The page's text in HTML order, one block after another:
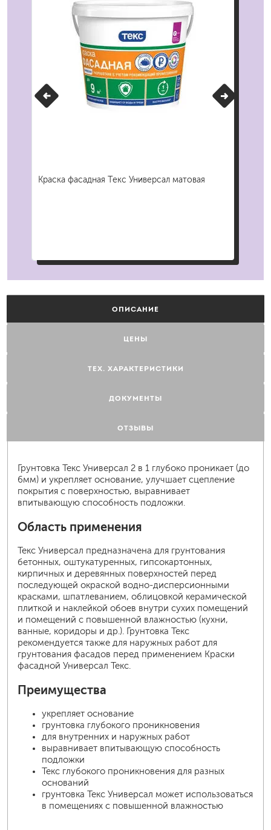
Краска фасадная Текс Универсал матовая
ОПИСАНИЕ
ЦЕНЫ
ТЕХ. ХАРАКТЕРИСТИКИ
ДОКУМЕНТЫ
ОТЗЫВЫ
Грунтовка Текс Универсал 2 в 1 глубоко проникает (до
6мм) и укрепляет основание, улучшает сцепление
покрытия с поверхностью, выравнивает
впитывающую способность подложки.
Область применения
Текс Универсал предназначена для грунтования
бетонных, оштукатуренных, гипсокартонных,
кирпичных и деревянных поверхностей перед
последующей окраской водно-дисперсионными
красками, шпатлеванием, облицовкой керамической
плиткой и наклейкой обоев внутри сухих помещений
и помещений с повышенной влажностью (кухни,
ванные, коридоры и др.). Грунтовка Текс
рекомендуется также для наружных работ для
грунтования фасадов перед применением Краски
фасадной Универсал Текс.
Преимущества
укрепляет основание
грунтовка глубокого проникновения
для внутренних и наружных работ
выравнивает впитывающую способность
подложки
Текс глубокого проникновения для разных
оснований
грунтовка Текс Универсал может использоваться
в помещениях с повышенной влажностью